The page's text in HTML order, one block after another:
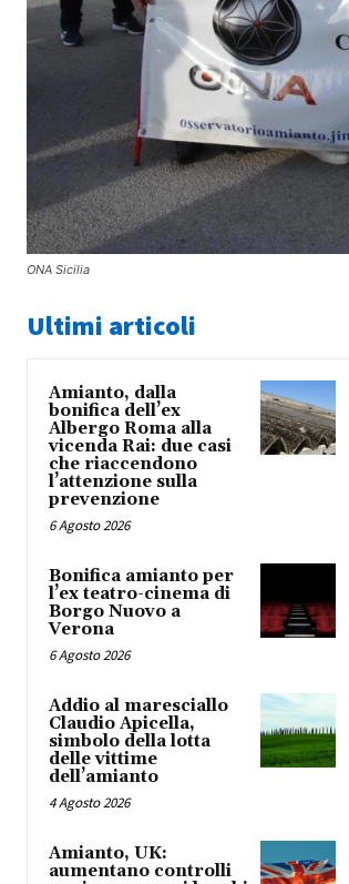
ONA Sicilia
Ultimi articoli
Amianto, dalla
bonifica dell’ex
Albergo Roma alla
vicenda Rai: due casi
che riaccendono
l’attenzione sulla
prevenzione
6 Agosto 2026
Bonifica amianto per
l’ex teatro-cinema di
Borgo Nuovo a
Verona
6 Agosto 2026
Addio al maresciallo
Claudio Apicella,
simbolo della lotta
delle vittime
dell’amianto
4 Agosto 2026
Amianto, UK:
aumentano controlli